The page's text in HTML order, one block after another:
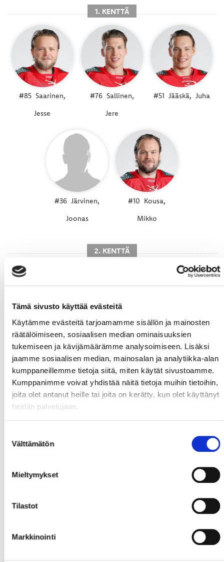
Tämä sivusto käyttää evästeitä
Käytämme evästeitä tarjoamamme sisällön ja mainosten
räätälöimiseen, sosiaalisen median ominaisuuksien
tukemiseen ja kävijämäärämme analysoimiseen. Lisäksi
jaamme sosiaalisen median, mainosalan ja analytiikka-alan
kumppaneillemme tietoja siitä, miten käytät sivustoamme.
Kumppanimme voivat yhdistää näitä tietoja muihin tietoihin,
joita olet antanut heille tai joita on kerätty, kun olet käyttänyt
heidän palvelujaan.
valinta
Välttämätön
Mieltymykset
Tilastot
Markkinointi
1. KENTTÄ
#85 Saarinen,
Jesse
#76 Sallinen,
Jere
#51 Jääskä, Juha
#36 Järvinen,
Joonas
#10 Kousa,
Mikko
2. KENTTÄ
#77 Turunen,
#13 Paajanen,
#54 Dyk,